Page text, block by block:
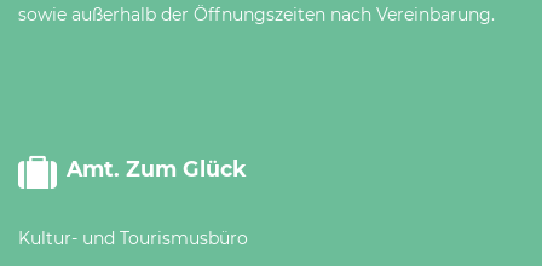
sowie außerhalb der Öffnungszeiten nach Vereinbarung.
Amt. Zum Glück
Kultur- und Tourismusbüro